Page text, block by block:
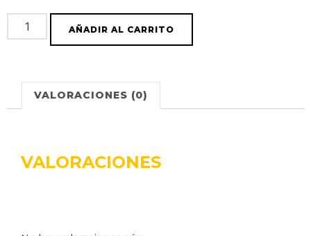
AÑADIR AL CARRITO
VALORACIONES (0)
VALORACIONES